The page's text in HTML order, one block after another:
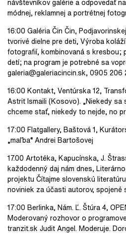
návštevníkov galérie a odpovedať
módnej, reklamnej a portrétnej
16:00 Galéria Čin Čin,
tvorivé dielne pre deti, Výroba
fotografií, kombinovaná s kresbou;
detí; na program je potrebné sa
galeria@galeriacincin.sk, 0905 206
16:00 Kontakt, Ventúrska 12,
Astrit Ismaili (Kosovo). „Niekedy sa
chceme stať, niekedy to nejde, no
17:00 Flatgallery, Baštová 1,
„maľba“ Andrei Bartošovej
17.00 Artotéka, Kapucínska, J.
každodenný daj nám dnes,
projektu Čítajme slovenskú
noviniek za účasti autorov, spojené
17:00 Berlinka, Nám. Ľ. Štúra 4,
Moderovaný rozhovor o
tranzit.sk Judit Angel. Moderuje.